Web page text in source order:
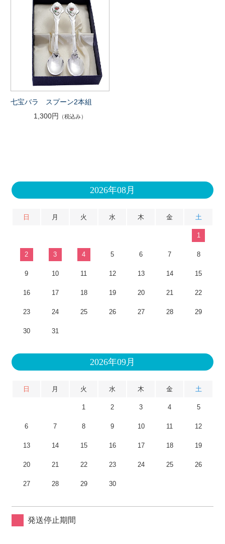
七宝バラ スプーン2本組
1,300円 （税込み）
2026年08月
日 月 火 水 木 金 土
1
2 3 4 5 6 7 8
9 10 11 12 13 14 15
16 17 18 19 20 21 22
23 24 25 26 27 28 29
30 31
2026年09月
日 月 火 水 木 金 土
1 2 3 4 5
6 7 8 9 10 11 12
13 14 15 16 17 18 19
20 21 22 23 24 25 26
27 28 29 30
発送停止期間